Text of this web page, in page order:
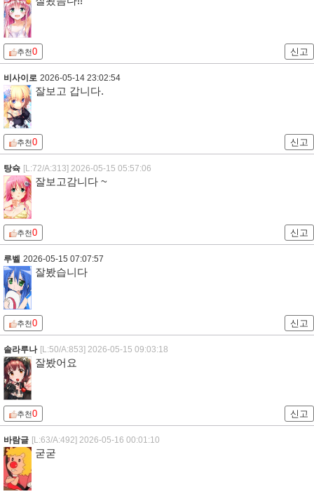
추천0 신고
비사이로 2026-05-14 23:02:54
잘보고 갑니다.
추천0 신고
탕슉 [L:72/A:313] 2026-05-15 05:57:06
잘보고감니다 ~
추천0 신고
루벨 2026-05-15 07:07:57
잘봤습니다
추천0 신고
솔라루나 [L:50/A:853] 2026-05-15 09:03:18
잘봤어요
추천0 신고
바람글 [L:63/A:492] 2026-05-16 00:01:10
굳굳